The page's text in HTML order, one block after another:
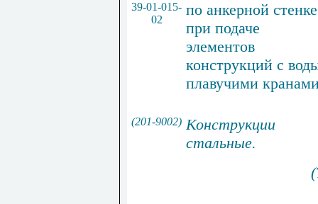
39-01-015-
02
по анкерной стенке
при подаче
элементов
конструкций с
плавучими
(201-9002) Конструкции
стальные.
(